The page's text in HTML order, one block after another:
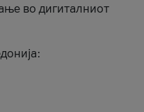
во дигиталниот